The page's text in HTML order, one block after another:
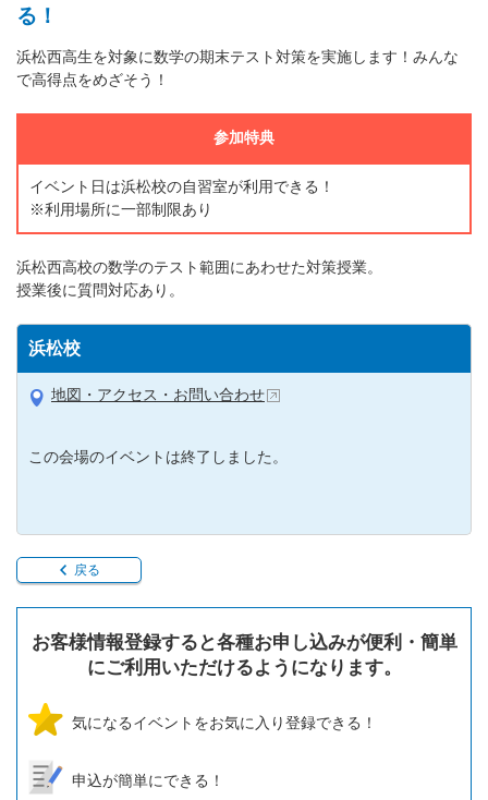
る！
浜松西高生を対象に数学の期末テスト対策を実施します！みんな
で高得点をめざそう！
参加特典
イベント日は浜松校の自習室が利用できる！
※利用場所に一部制限あり
浜松西高校の数学のテスト範囲にあわせた対策授業。
授業後に質問対応あり。
浜松校
地図・アクセス・お問い合わせ
この会場のイベントは終了しました。
戻る
お客様情報登録すると各種お申し込みが便利・簡単
にご利用いただけるようになります。
気になるイベントをお気に入り登録できる！
申込が簡単にできる！